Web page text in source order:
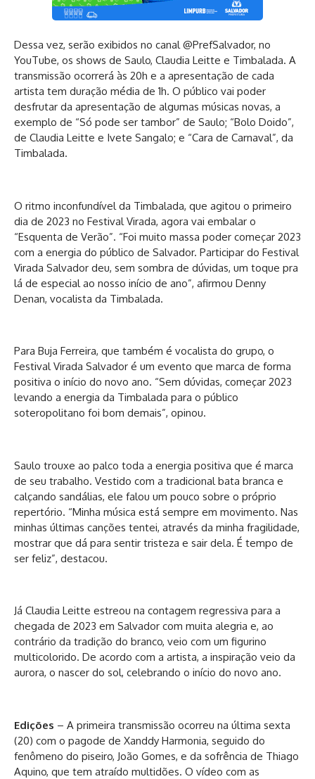
Dessa vez, serão exibidos no canal @PrefSalvador, no
YouTube, os shows de Saulo, Claudia Leitte e Timbalada. A
transmissão ocorrerá às 20h e a apresentação de cada
artista tem duração média de 1h. O público vai poder
desfrutar da apresentação de algumas músicas novas, a
exemplo de “Só pode ser tambor” de Saulo; “Bolo Doido”,
de Claudia Leitte e Ivete Sangalo; e “Cara de Carnaval”, da
Timbalada.
O ritmo inconfundível da Timbalada, que agitou o primeiro
dia de 2023 no Festival Virada, agora vai embalar o
“Esquenta de Verão”. “Foi muito massa poder começar 2023
com a energia do público de Salvador. Participar do Festival
Virada Salvador deu, sem sombra de dúvidas, um toque pra
lá de especial ao nosso início de ano”, afirmou Denny
Denan, vocalista da Timbalada.
Para Buja Ferreira, que também é vocalista do grupo, o
Festival Virada Salvador é um evento que marca de forma
positiva o início do novo ano. “Sem dúvidas, começar 2023
levando a energia da Timbalada para o público
soteropolitano foi bom demais”, opinou.
Saulo trouxe ao palco toda a energia positiva que é marca
de seu trabalho. Vestido com a tradicional bata branca e
calçando sandálias, ele falou um pouco sobre o próprio
repertório. “Minha música está sempre em movimento. Nas
minhas últimas canções tentei, através da minha fragilidade,
mostrar que dá para sentir tristeza e sair dela. É tempo de
ser feliz”, destacou.
Já Claudia Leitte estreou na contagem regressiva para a
chegada de 2023 em Salvador com muita alegria e, ao
contrário da tradição do branco, veio com um figurino
multicolorido. De acordo com a artista, a inspiração veio da
aurora, o nascer do sol, celebrando o início do novo ano.
Edições – A primeira transmissão ocorreu na última sexta
(20) com o pagode de Xanddy Harmonia, seguido do
fenômeno do piseiro, João Gomes, e da sofrência de Thiago
Aquino, que tem atraído multidões. O vídeo com as